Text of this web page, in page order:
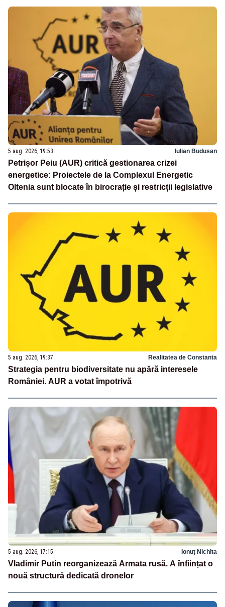
5 aug. 2026, 19:53 Iulian Budusan
Petrișor Peiu (AUR) critică gestionarea crizei
energetice: Proiectele de la Complexul Energetic
Oltenia sunt blocate în birocrație și restricții legislative
5 aug. 2026, 19:37 Realitatea de Constanta
Strategia pentru biodiversitate nu apără interesele
României. AUR a votat împotrivă
5 aug. 2026, 17:15 Ionuț Nichita
Vladimir Putin reorganizează Armata rusă. A înființat o
nouă structură dedicată dronelor